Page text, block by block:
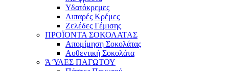
Υδατόκρεμες
Λιπαρές Κρέμες
Ζελέδες Γέμισης
ΠΡΟΪΟΝΤΑ ΣΟΚΟΛΑΤΑΣ
Απομίμηση Σοκολάτας
Αυθεντική Σοκολάτα
Ά ΎΛΕΣ ΠΑΓΩΤΟΥ